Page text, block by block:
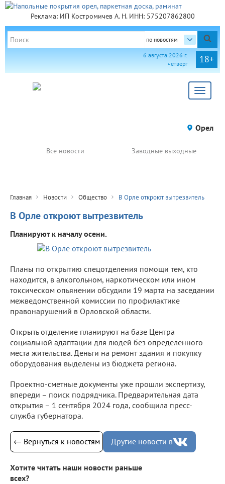
Реклама: ИП Костромичев А. Н. ИНН: 575207862800
по новостям
18+
6 августа 2026 г.
четверг
Toggle
Орел
Все новости Заводные выходные
Главная Новости Общество В Орле откроют вытрезвитель
В Орле откроют вытрезвитель
Планируют к началу осени.
Планы по открытию спецотделения помощи тем, кто
находится, в алкогольном, наркотическом или ином
токсическом опьянении обсудили 19 марта на заседании
межведомственной комиссии по профилактике
правонарушений в Орловской области.
Открыть отделение планируют на базе Центра
социальной адаптации для людей без определенного
места жительства. Деньги на ремонт здания и покупку
оборудования выделены из бюджета региона.
Проектно-сметные документы уже прошли экспертизу,
впереди – поиск подрядчика. Предварительная дата
открытия – 1 сентября 2024 года, сообщила пресс-
служба губернатора.
← Вернуться к новостям Другие новости в
Хотите читать наши новости раньше
всех?